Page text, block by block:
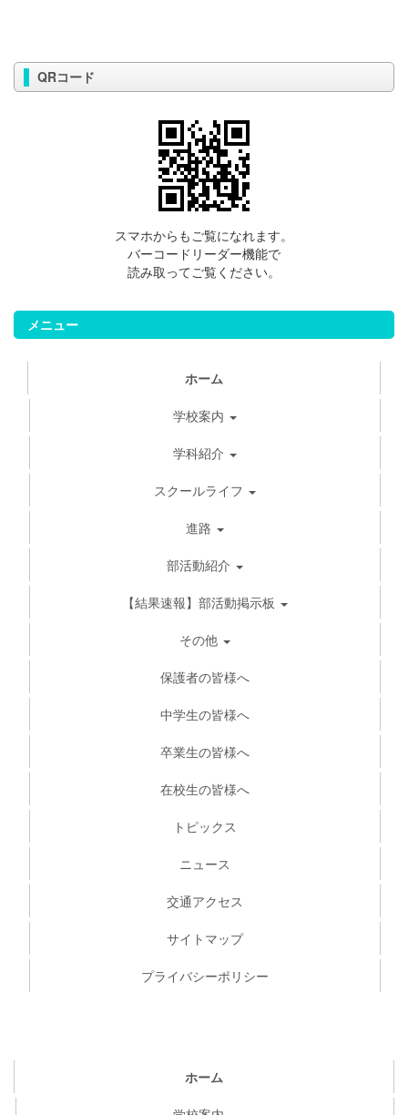
QRコード
スマホからもご覧になれます。
バーコードリーダー機能で
読み取ってご覧ください。
メニュー
ホーム
学校案内
学科紹介
スクールライフ
進路
部活動紹介
【結果速報】部活動掲示板
その他
保護者の皆様へ
中学生の皆様へ
卒業生の皆様へ
在校生の皆様へ
トピックス
ニュース
交通アクセス
サイトマップ
プライバシーポリシー
ホーム